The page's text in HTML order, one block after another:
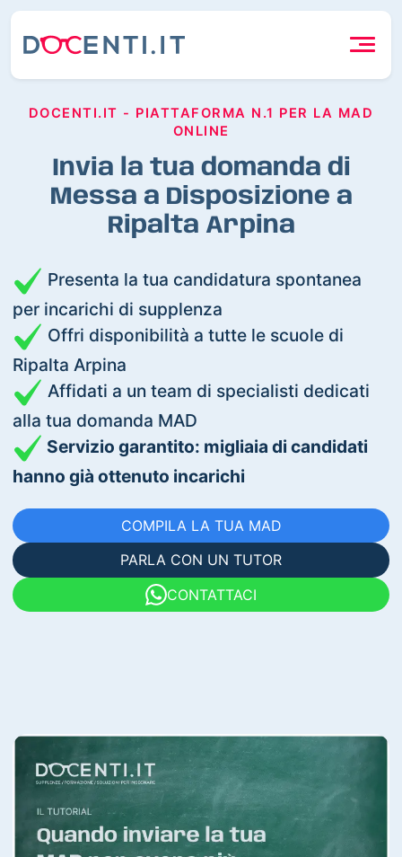
DOCENTI.IT - PIATTAFORMA N.1 PER LA MAD
ONLINE
Invia la tua domanda di
Messa a Disposizione a
Ripalta Arpina
Presenta la tua candidatura spontanea
per incarichi di supplenza
Offri disponibilità a tutte le scuole di
Ripalta Arpina
Affidati a un team di specialisti dedicati
alla tua domanda MAD
Servizio garantito: migliaia di candidati
hanno già ottenuto incarichi
COMPILA LA TUA MAD
PARLA CON UN TUTOR
CONTATTACI